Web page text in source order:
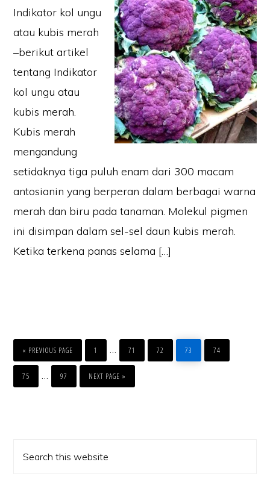
Indikator kol ungu
atau kubis merah
–berikut artikel
tentang Indikator
kol ungu atau
kubis merah.
Kubis merah
mengandung
setidaknya tiga puluh enam dari 300 macam
antosianin yang berperan dalam berbagai warna
merah dan biru pada tanaman. Molekul pigmen
ini disimpan dalam sel-sel daun kubis merah.
Ketika terkena panas selama […]
« PREVIOUS PAGE
PAGE
1
…
PAGE
71
PAGE
72
PAGE
73
PAGE
74
PAGE
75
…
PAGE
97
NEXT PAGE »
Primary
this